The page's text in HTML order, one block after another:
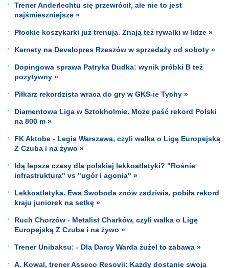
Trener Anderlechtu się przewrócił, ale nie to jest
najśmieszniejsze »
Płockie koszykarki już trenują. Znają też rywalki w lidze »
Karnety na Developres Rzeszów w sprzedaży od soboty »
Dopingowa sprawa Patryka Dudka: wynik próbki B też
pozytywny »
Piłkarz rekordzista wraca do gry w GKS-ie Tychy »
Diamentowa Liga w Sztokholmie. Może paść rekord Polski
na 800 m »
FK Aktobe - Legia Warszawa, czyli walka o Ligę Europejską
Z Czuba i na żywo »
Idą lepsze czasy dla polskiej lekkoatletyki? "Rośnie
infrastruktura" vs "ugór i agonia" »
Lekkoatletyka. Ewa Swoboda znów zadziwia, pobiła rekord
kraju juniorek na setkę »
Ruch Chorzów - Metalist Charków, czyli walka o Ligę
Europejską Z Czuba i na żywo »
Trener Unibaksu: - Dla Darcy Warda żużel to zabawa »
A. Kowal, trener Asseco Resovii: Każdy dostanie swoją